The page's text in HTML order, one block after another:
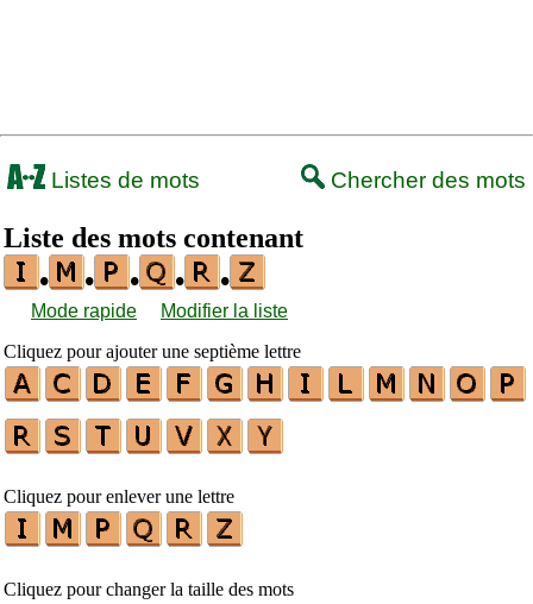
Listes de mots Chercher des mots
Liste des mots contenant
•
• • • •
Mode rapide
Modifier la liste
Cliquez pour ajouter une septième lettre
Cliquez pour enlever une lettre
Cliquez pour changer la taille des mots